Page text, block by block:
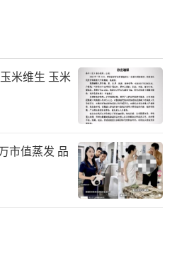
米维生 玉米
市值蒸发 品